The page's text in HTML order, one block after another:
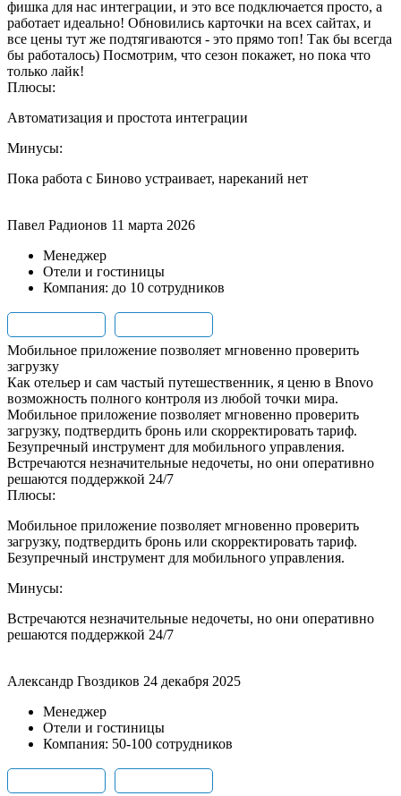
фишка для нас интеграции, и это все подключается просто, а
работает идеально! Обновились карточки на всех сайтах, и
все цены тут же подтягиваются - это прямо топ! Так бы всегда
бы работалось) Посмотрим, что сезон покажет, но пока что
только лайк!
Плюсы:
Автоматизация и простота интеграции
Минусы:
Пока работа с Биново устраивает, нареканий нет
Павел Радионов 11 марта 2026
Менеджер
Отели и гостиницы
Компания: до 10 сотрудников
Мобильное приложение позволяет мгновенно проверить
загрузку
Как отельер и сам частый путешественник, я ценю в Bnovo
возможность полного контроля из любой точки мира.
Мобильное приложение позволяет мгновенно проверить
загрузку, подтвердить бронь или скорректировать тариф.
Безупречный инструмент для мобильного управления.
Встречаются незначительные недочеты, но они оперативно
решаются поддержкой 24/7
Плюсы:
Мобильное приложение позволяет мгновенно проверить
загрузку, подтвердить бронь или скорректировать тариф.
Безупречный инструмент для мобильного управления.
Минусы:
Встречаются незначительные недочеты, но они оперативно
решаются поддержкой 24/7
Александр Гвоздиков 24 декабря 2025
Менеджер
Отели и гостиницы
Компания: 50-100 сотрудников